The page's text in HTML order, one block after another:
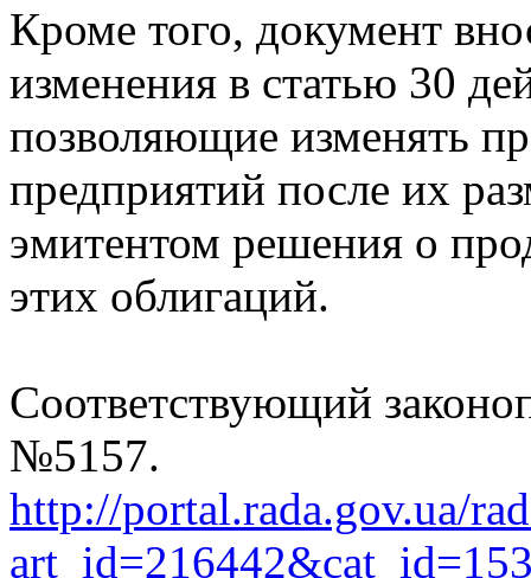
Кроме того, документ
изменения в статью 30
позволяющие изменять
предприятий после их
эмитентом решения о
этих облигаций.
Соответствующий
№5157.
http://portal.rada.gov.ua/